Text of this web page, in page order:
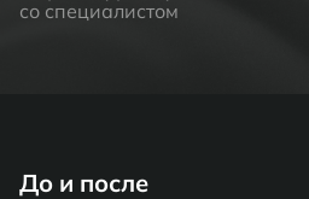
со специалистом
До и после